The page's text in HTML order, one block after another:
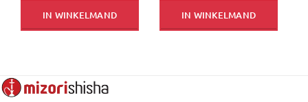
IN WINKELMAND IN WINKELMAND